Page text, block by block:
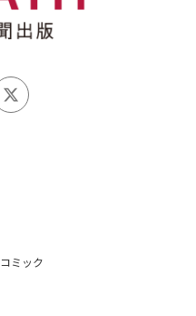
コミック